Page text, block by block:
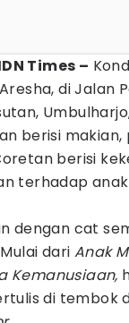
Times –
di Jalan
berisi makian,
berisi
terhadap
dengan cat
dari Anak
Kemanusiaan,
di tembok